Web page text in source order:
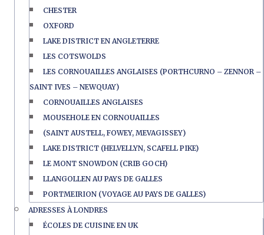
CHESTER
OXFORD
LAKE DISTRICT EN ANGLETERRE
LES COTSWOLDS
LES CORNOUAILLES ANGLAISES (PORTHCURNO – ZENNOR –
SAINT IVES – NEWQUAY)
CORNOUAILLES ANGLAISES
MOUSEHOLE EN CORNOUAILLES
(SAINT AUSTELL, FOWEY, MEVAGISSEY)
LAKE DISTRICT (HELVELLYN, SCAFELL PIKE)
LE MONT SNOWDON (CRIB GOCH)
LLANGOLLEN AU PAYS DE GALLES
PORTMEIRION (VOYAGE AU PAYS DE GALLES)
ADRESSES À LONDRES
ÉCOLES DE CUISINE EN UK